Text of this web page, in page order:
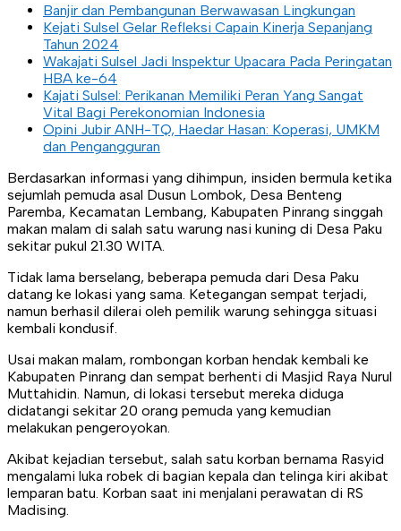
Banjir dan Pembangunan Berwawasan Lingkungan
Kejati Sulsel Gelar Refleksi Capain Kinerja Sepanjang
Tahun 2024
Wakajati Sulsel Jadi Inspektur Upacara Pada Peringatan
HBA ke-64
Kajati Sulsel: Perikanan Memiliki Peran Yang Sangat
Vital Bagi Perekonomian Indonesia
Opini Jubir ANH-TQ, Haedar Hasan: Koperasi, UMKM
dan Pengangguran
Berdasarkan informasi yang dihimpun, insiden bermula ketika
sejumlah pemuda asal Dusun Lombok, Desa Benteng
Paremba, Kecamatan Lembang, Kabupaten Pinrang singgah
makan malam di salah satu warung nasi kuning di Desa Paku
sekitar pukul 21.30 WITA.
Tidak lama berselang, beberapa pemuda dari Desa Paku
datang ke lokasi yang sama. Ketegangan sempat terjadi,
namun berhasil dilerai oleh pemilik warung sehingga situasi
kembali kondusif.
Usai makan malam, rombongan korban hendak kembali ke
Kabupaten Pinrang dan sempat berhenti di Masjid Raya Nurul
Muttahidin. Namun, di lokasi tersebut mereka diduga
didatangi sekitar 20 orang pemuda yang kemudian
melakukan pengeroyokan.
Akibat kejadian tersebut, salah satu korban bernama Rasyid
mengalami luka robek di bagian kepala dan telinga kiri akibat
lemparan batu. Korban saat ini menjalani perawatan di RS
Madising.